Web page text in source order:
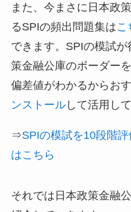
また、今まさに日本政
るSPIの頻出問題集はこ
できます。SPIの模試
策金融公庫のボーダー
偏差値がわかるからおす
ンストールして活用し
⇒SPIの模試を10段階
はこちら
それでは日本政策金融